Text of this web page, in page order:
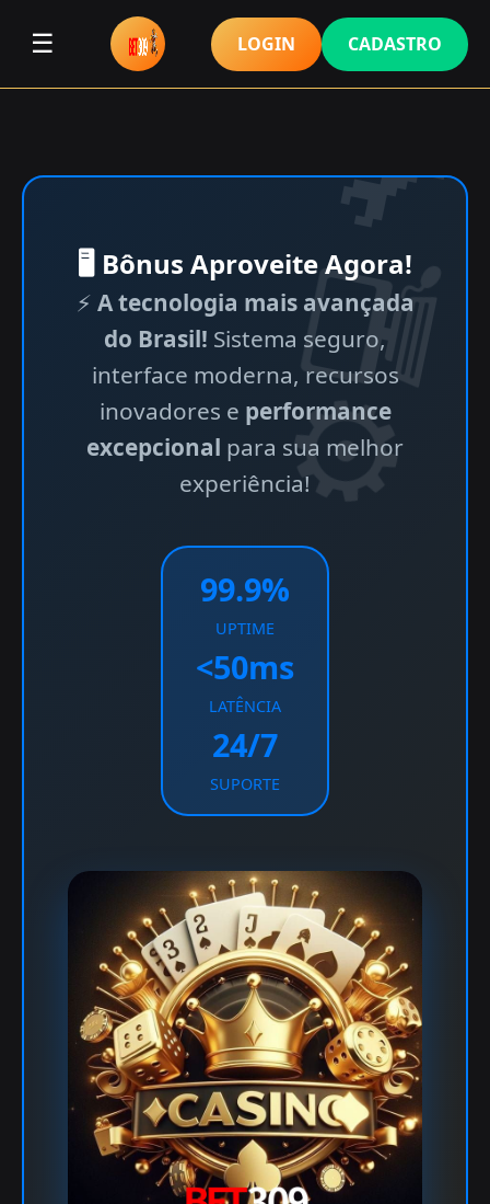
☰ LOGIN CADASTRO
🖥 Bônus Aproveite Agora!
⚡ A tecnologia mais avançada
do Brasil! Sistema seguro,
interface moderna, recursos
inovadores e performance
excepcional para sua melhor
experiência!
99.9%
UPTIME
<50ms
LATÊNCIA
24/7
SUPORTE